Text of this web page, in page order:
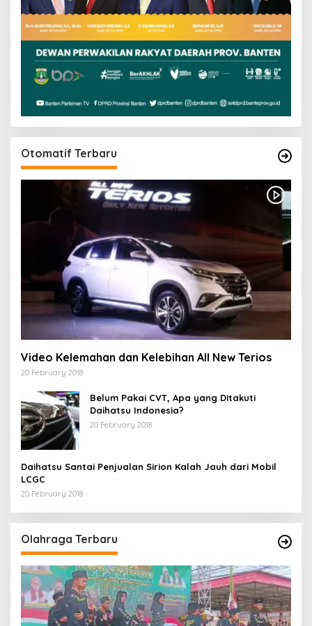
Otomatif Terbaru
Video Kelemahan dan Kelebihan All New Terios
20 February 2018
Belum Pakai CVT, Apa yang Ditakuti
Daihatsu Indonesia?
20 February 2018
Daihatsu Santai Penjualan Sirion Kalah Jauh dari Mobil
LCGC
20 February 2018
Olahraga Terbaru